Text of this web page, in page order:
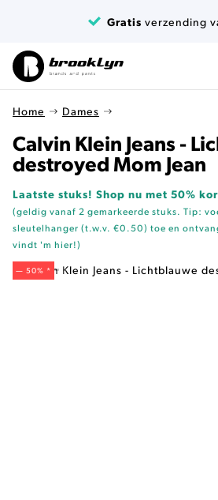
Gratis verzending
Home Dames
Calvin Klein Jeans -
destroyed Mom Jean
Laatste stuks! Shop nu met 50%
(geldig vanaf 2 gemarkeerde stuks. Tip:
sleutelhanger (t.w.v. €0.50) toe en
vindt 'm hier!)
— 50% *